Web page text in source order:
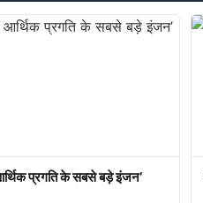
प्रगति के सबसे बड़े इंजन’